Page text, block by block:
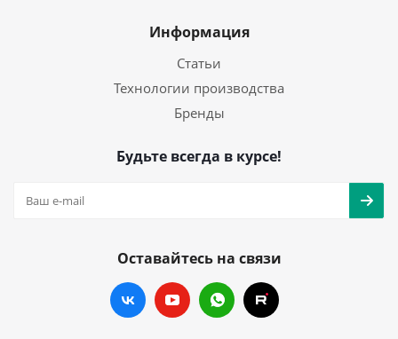
Информация
Статьи
Технологии производства
Бренды
Будьте всегда в курсе!
Оставайтесь на связи